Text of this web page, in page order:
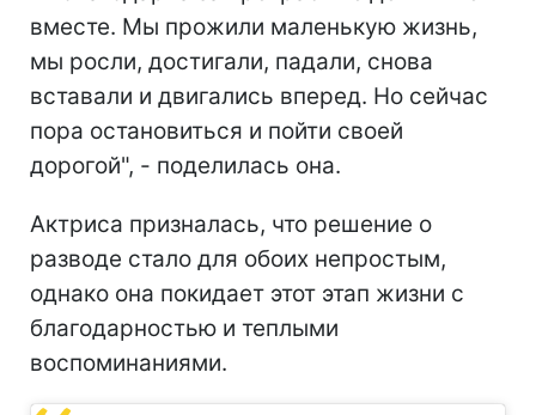
вместе. Мы прожили маленькую жизнь,
мы росли, достигали, падали, снова
вставали и двигались вперед. Но сейчас
пора остановиться и пойти своей
дорогой", - поделилась она.
Актриса призналась, что решение о
разводе стало для обоих непростым,
однако она покидает этот этап жизни с
благодарностью и теплыми
воспоминаниями.